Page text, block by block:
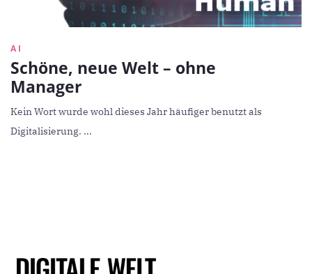
AI
Schöne, neue Welt – ohne
Manager
Kein Wort wurde wohl dieses Jahr häufiger benutzt als
Digitalisierung. ...